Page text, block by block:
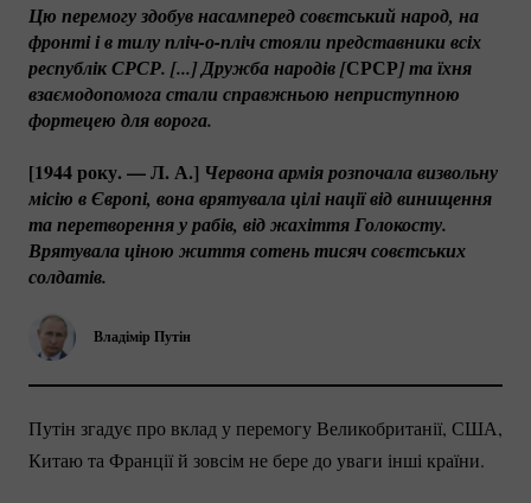
Владімір Путін
Цю перемогу здобув насамперед совєтський народ, на
фронті і в тилу пліч-о-пліч стояли представники всіх
республік СРСР. [...] Дружба народів [СРСР] та їхня
взаємодопомога стали справжньою неприступною
фортецею для ворога.
[1944 року. — Л. А.] Червона армія розпочала визвольну
місію в Європі, вона врятувала цілі нації від винищення
та перетворення у рабів, від жахіття Голокосту.
Врятувала ціною життя сотень тисяч совєтських
солдатів.
Путін згадує про вклад у перемогу Великобританії, США,
Китаю та Франції й зовсім не бере до уваги інші країни.